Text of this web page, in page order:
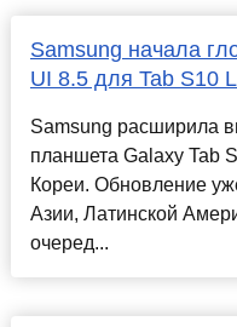
Samsung начала
UI 8.5 для Tab S10
Samsung расширила
планшета Galaxy Tab
Кореи. Обновление
Азии, Латинской
очеред...